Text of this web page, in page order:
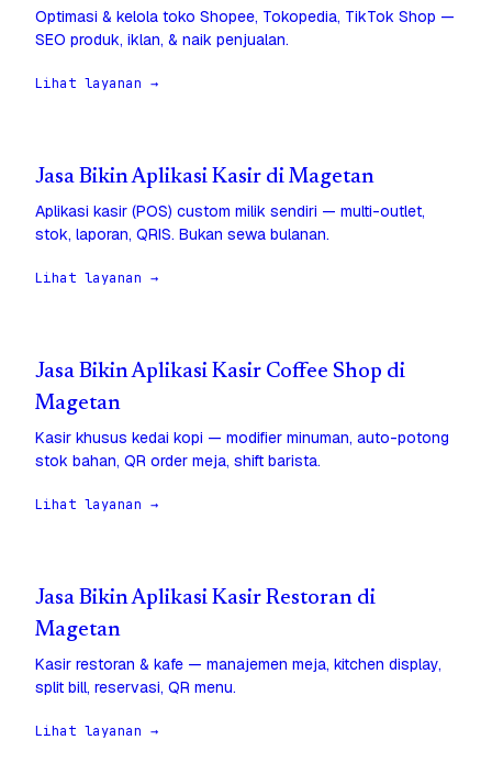
Optimasi & kelola toko Shopee, Tokopedia, TikTok Shop —
SEO produk, iklan, & naik penjualan.
Lihat layanan →
Jasa Bikin Aplikasi Kasir di Magetan
Aplikasi kasir (POS) custom milik sendiri — multi-outlet,
stok, laporan, QRIS. Bukan sewa bulanan.
Lihat layanan →
Jasa Bikin Aplikasi Kasir Coffee Shop di
Magetan
Kasir khusus kedai kopi — modifier minuman, auto-potong
stok bahan, QR order meja, shift barista.
Lihat layanan →
Jasa Bikin Aplikasi Kasir Restoran di
Magetan
Kasir restoran & kafe — manajemen meja, kitchen display,
split bill, reservasi, QR menu.
Lihat layanan →